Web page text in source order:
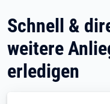
Schnell &
weitere
erledigen